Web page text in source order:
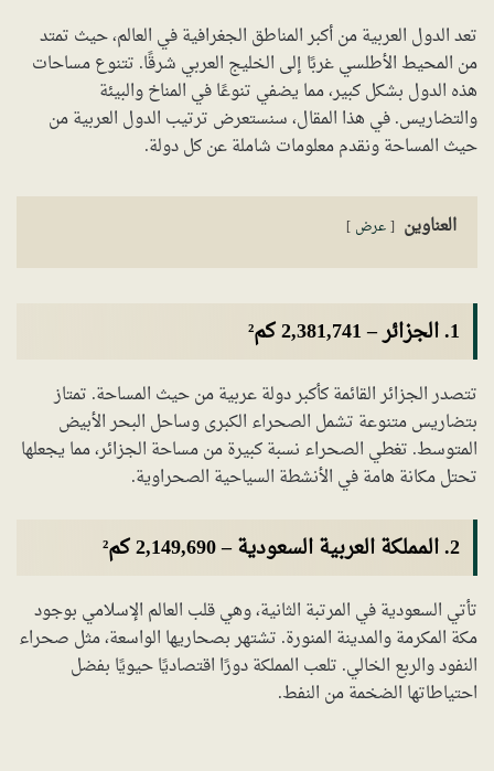
تعد الدول العربية من أكبر المناطق الجغرافية في العالم، حيث تمتد
من المحيط الأطلسي غربًا إلى الخليج العربي شرقًا. تتنوع مساحات
هذه الدول بشكل كبير، مما يضفي تنوعًا في المناخ والبيئة
والتضاريس. في هذا المقال، سنستعرض ترتيب الدول العربية من
حيث المساحة ونقدم معلومات شاملة عن كل دولة.
العناوين عرض
1. الجزائر–2,381,741 كم²
تتصدر الجزائر القائمة كأكبر دولة عربية من حيث المساحة. تمتاز
بتضاريس متنوعة تشمل الصحراء الكبرى وساحل البحر الأبيض
المتوسط. تغطي الصحراء نسبة كبيرة من مساحة الجزائر، مما يجعلها
تحتل مكانة هامة في الأنشطة السياحية الصحراوية.
2. المملكة العربية السعودية–2,149,690 كم²
تأتي السعودية في المرتبة الثانية، وهي قلب العالم الإسلامي بوجود
مكة المكرمة والمدينة المنورة. تشتهر بصحاريها الواسعة، مثل صحراء
النفود والربع الخالي. تلعب المملكة دورًا اقتصاديًا حيويًا بفضل
احتياطاتها الضخمة من النفط.